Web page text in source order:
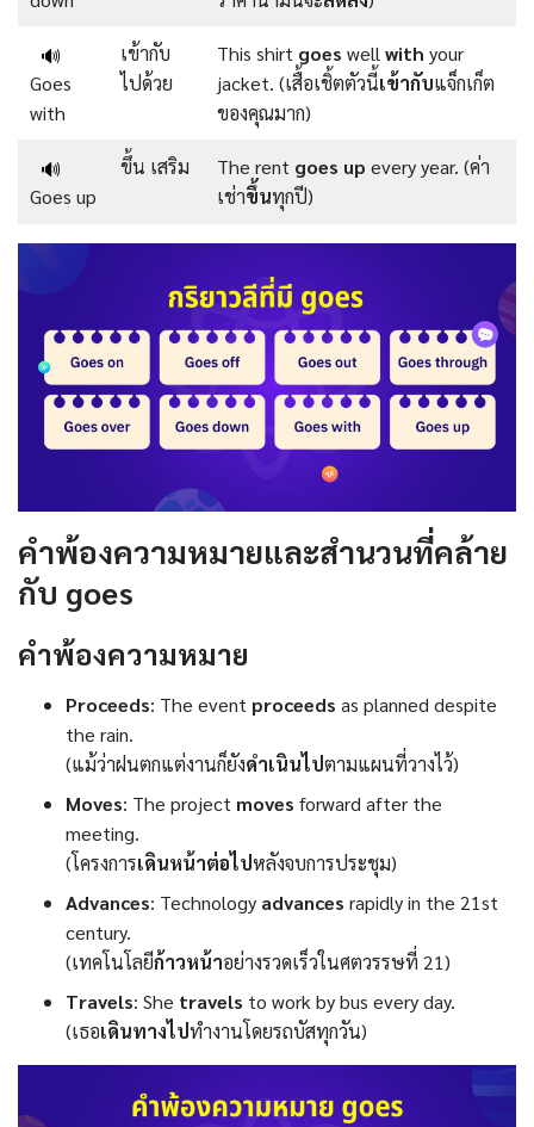
🔊
Goes
with
เข้ากับ
ไปด้วย
This shirt goes wellwith your
jacket. (เสื้อเชิ้ตตัวนี้เข้ากับแจ็กเก็ต
ของคุณมาก)
🔊
Goes up
ขึ้น เสริม The rent goes up every year. (ค่า
เช่าขึ้นทุกปี)
คำพ้องความหมายและสำนวนที่คล้าย
กับ goes
คำพ้องความหมาย
Proceeds: The event proceeds as planned despite
the rain.
(แม้ว่าฝนตกแต่งานก็ยังดำเนินไปตามแผนที่วางไว้)
Moves: The project moves forward after the
meeting.
(โครงการเดินหน้าต่อไปหลังจบการประชุม)
Advances: Technology advances rapidly in the 21st
century.
(เทคโนโลยีก้าวหน้าอย่างรวดเร็วในศตวรรษที่ 21)
Travels: She travels to work by bus every day.
(เธอเดินทางไปทำงานโดยรถบัสทุกวัน)